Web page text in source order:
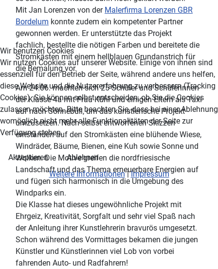
Mit Jan Lorenzen von der Malerfirma Lorenzen GBR
Bordelum konnte zudem ein kompetenter Partner
gewonnen werden. Er unterstützte das Projekt
fachlich, bestellte die nötigen Farben und bereitete die
Stromkästen mit einem hellblauen Grundanstrich für
die Bemalung vor.
Am 24.06. machten sich 25 Schüler und Schülerinnen
der Klasse 4a mit Frau Kühl und einigen Eltern als Taxi
auf nach Sönnebüll, um das künstlerische Projekt
umzusetzen. Nach selbst entworfenen Skizzen
entstanden auf den Stromkästen eine blühende Wiese,
Windräder, Bäume, Bienen, eine Kuh sowie Sonne und
Wolken. Die Motive greifen die nordfriesische
Landschaft und das Thema erneuerbare Energien auf
und fügen sich harmonisch in die Umgebung des
Windparks ein.
Die Klasse hat dieses ungewöhnliche Projekt mit
Ehrgeiz, Kreativität, Sorgfalt und sehr viel Spaß nach
der Anleitung ihrer Kunstlehrerin bravurös umgesetzt.
Schon während des Vormittages bekamen die jungen
Künstler und Künstlerinnen viel Lob von vorbei
fahrenden Auto- und Radfahrern!
Wir benutzen Cookies
Wir nutzen Cookies auf unserer Website. Einige von ihnen sind
essenziell für den Betrieb der Seite, während andere uns helfen,
diese Website und die Nutzererfahrung zu verbessern (Tracking
Cookies). Sie können selbst entscheiden, ob Sie die Cookies
zulassen möchten. Bitte beachten Sie, dass bei einer Ablehnung
womöglich nicht mehr alle Funktionalitäten der Seite zur
Verfügung stehen.
Akzeptieren
Ablehnen
Weitere Informationen|Impressum